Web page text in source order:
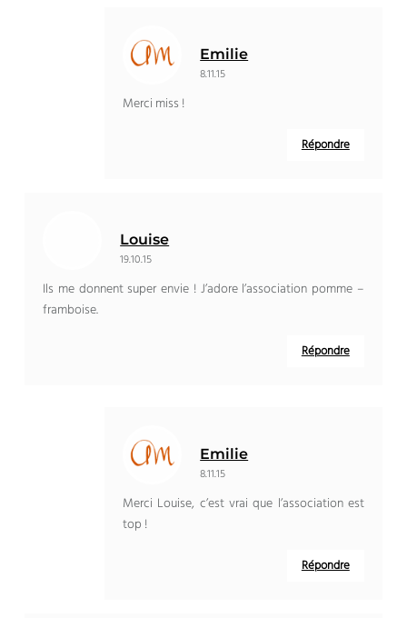
Emilie
8.11.15
Merci miss !
Répondre
Louise
19.10.15
Ils me donnent super envie ! J’adore l’association pomme –
framboise.
Répondre
Emilie
8.11.15
Merci Louise, c’est vrai que l’association est
top !
Répondre